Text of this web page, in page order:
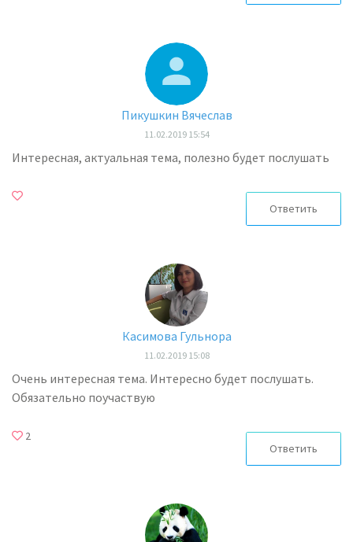
Пикушкин Вячеслав
11.02.2019 15:54
Интересная, актуальная тема, полезно будет послушать
Ответить
Касимова Гульнора
11.02.2019 15:08
Очень интересная тема. Интересно будет послушать.
Обязательно поучаствую
2
Ответить